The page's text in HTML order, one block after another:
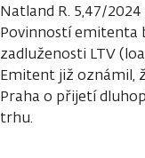
Natland R. 5,47/
Povinností emitenta
zadluženosti LTV
Emitent již oznámil,
Praha o přijetí
trhu.